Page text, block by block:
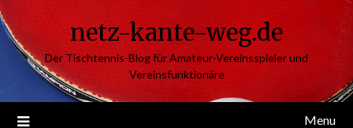
Skip
to
content
netz-kante-weg.de
Der Tischtennis-Blog für Amateur-Vereinsspieler und
Vereinsfunktionäre
Menu